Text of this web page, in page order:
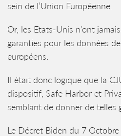
sein de l’Union Européenne.
Or, les Etats-Unis n’ont
garanties pour les données
européens.
Il était donc logique que la
dispositif, Safe Harbor et
semblant de donner de telles
Le Décret Biden du 7